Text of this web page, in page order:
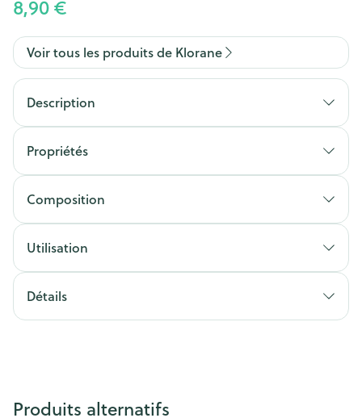
8,90 €
Voir tous les produits de Klorane
Description
Propriétés
Composition
Utilisation
Détails
Produits alternatifs